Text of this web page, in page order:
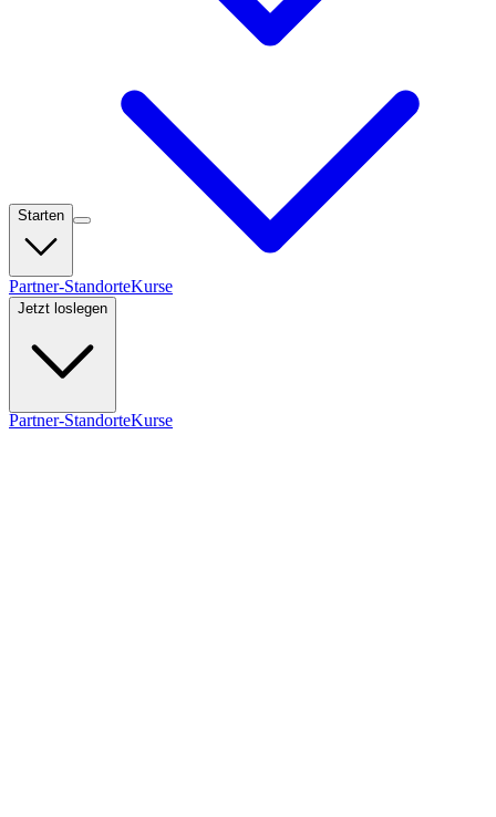
Starten
Partner-StandorteKurse
Jetzt loslegen
Partner-StandorteKurse